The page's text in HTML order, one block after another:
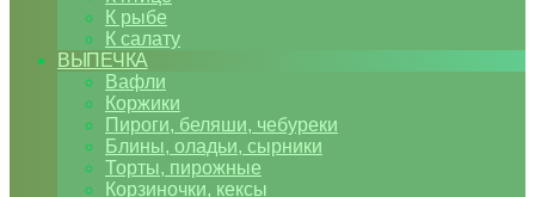
К рыбе
К салату
ВЫПЕЧКА
Вафли
Коржики
Пироги, беляши, чебуреки
Блины, оладьи, сырники
Торты, пирожные
Корзиночки, кексы